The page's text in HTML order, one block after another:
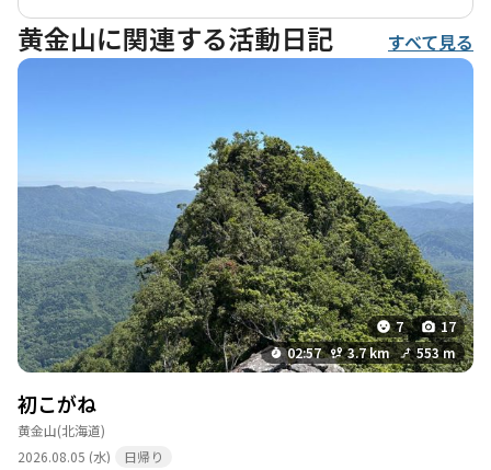
黄金山に関連する活動日記 すべて見る
7
17
02:57
3.7 km 553 m
初こがね
黄金山(北海道)
2026.08.05 (水)
日帰り